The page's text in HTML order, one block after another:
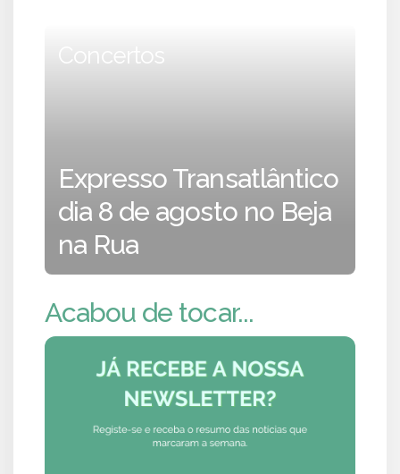
Concertos
Expresso Transatlântico
dia 8 de agosto no Beja
na Rua
Acabou de tocar...